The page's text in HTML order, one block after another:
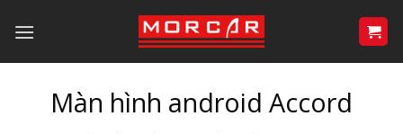
qua
nội
Màn hình android Accord